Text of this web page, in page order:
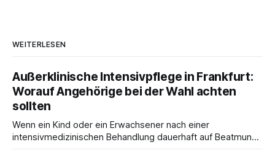
WEITERLESEN
Außerklinische Intensivpflege in Frankfurt:
Worauf Angehörige bei der Wahl achten
sollten
Wenn ein Kind oder ein Erwachsener nach einer
intensivmedizinischen Behandlung dauerhaft auf Beatmung